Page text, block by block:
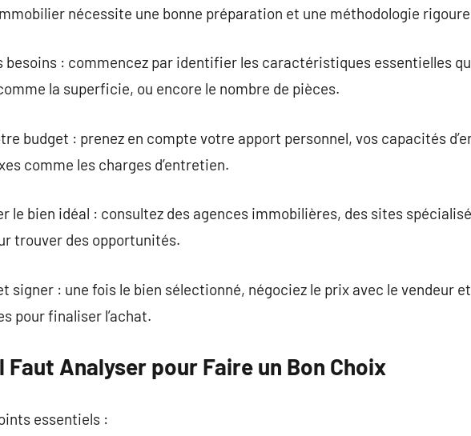
nécessite une bonne préparation et une méthodologie
besoins : commencez par identifier les caractéristiques essentielles
la superficie, ou encore le nombre de pièces.
budget : prenez en compte votre apport personnel, vos capacités
comme les charges d’entretien.
le bien idéal : consultez des agences immobilières, des sites
trouver des opportunités.
signer : une fois le bien sélectionné, négociez le prix avec le vendeur
pour finaliser l’achat.
Faut Analyser pour Faire un Bon Choix
essentiels :